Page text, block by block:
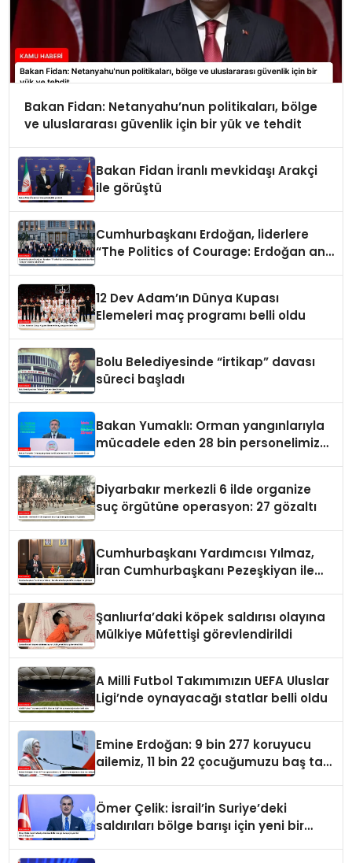
Bakan Fidan: Netanyahu’nun politikaları, bölge
ve uluslararası güvenlik için bir yük ve tehdit
Bakan Fidan İranlı mevkidaşı Arakçi
ile görüştü
Cumhurbaşkanı Erdoğan, liderlere
“The Politics of Courage: Erdoğan and
12 Dev Adam’ın Dünya Kupası
Elemeleri maç programı belli oldu
Bolu Belediyesinde “irtikap” davası
süreci başladı
Bakan Yumaklı: Orman yangınlarıyla
mücadele eden 28 bin personelimiz
Diyarbakır merkezli 6 ilde organize
suç örgütüne operasyon: 27 gözaltı
Cumhurbaşkanı Yardımcısı Yılmaz,
İran Cumhurbaşkanı Pezeşkiyan ile
Şanlıurfa’daki köpek saldırısı olayına
Mülkiye Müfettişi görevlendirildi
A Milli Futbol Takımımızın UEFA Uluslar
Ligi’nde oynayacağı statlar belli oldu
Emine Erdoğan: 9 bin 277 koruyucu
ailemiz, 11 bin 22 çocuğumuzu baş tacı
Ömer Çelik: İsrail’in Suriye’deki
saldırıları bölge barışı için yeni bir